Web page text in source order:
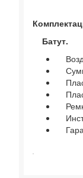
Батут.